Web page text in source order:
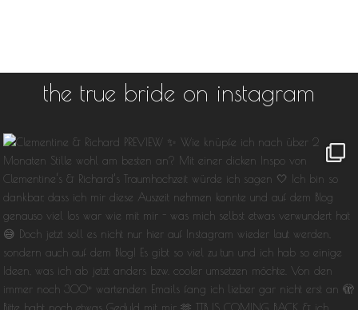
the true bride on instagram